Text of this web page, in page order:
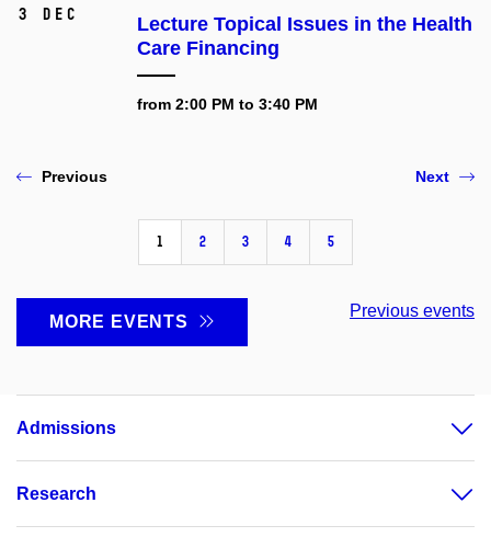
3 Dec
Lecture Topical Issues in the Health
Care Financing
from 2:00 PM to 3:40 PM
Previous
1 2 3 4 5
Next
MORE EVENTS
Previous events
Admissions
Research